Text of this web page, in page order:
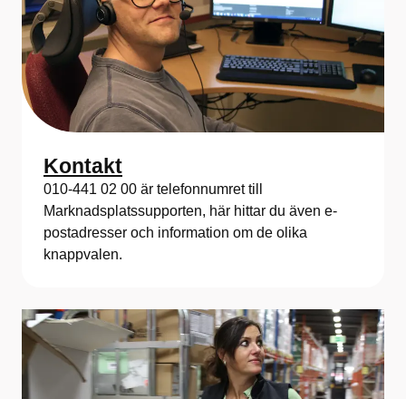
Kontakt
010-441 02 00 är telefonnumret till
Marknadsplatssupporten, här hittar du även e-
postadresser och information om de olika
knappvalen.